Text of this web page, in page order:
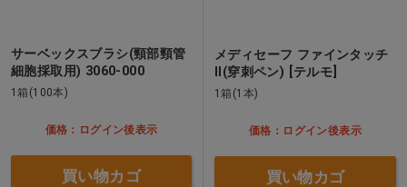
サーベックスブラシ(頸部頸管
細胞採取用) 3060-000
1箱(100本)
価格：ログイン後表示
買い物カゴ
メディセーフ ファインタッチ
II(穿刺ペン) [テルモ]
1箱(1本)
価格：ログイン後表示
買い物カゴ